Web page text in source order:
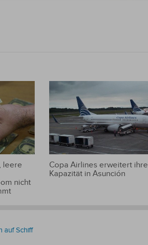
leere
nicht
Copa Airlines erweitert ihre
Kapazität in Asunción
auf Schiff